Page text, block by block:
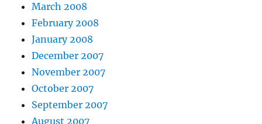
March 2008
February 2008
January 2008
December 2007
November 2007
October 2007
September 2007
August 2007